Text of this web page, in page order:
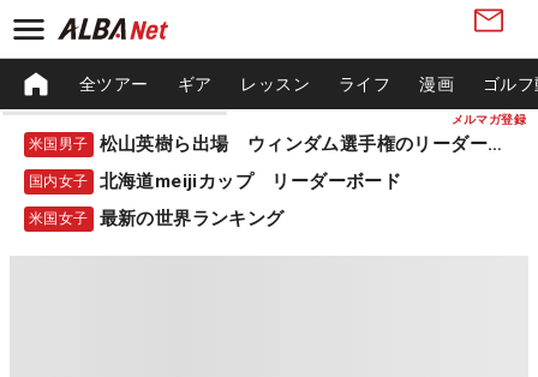
メルマガ登録
全ツアー ギア レッスン ライフ 漫画 ゴル
米国男子 松山英樹ら出場 ウィンダム選手権のリーダーボード
国内女子 北海道meijiカップ リーダーボード
米国女子 最新の世界ランキング